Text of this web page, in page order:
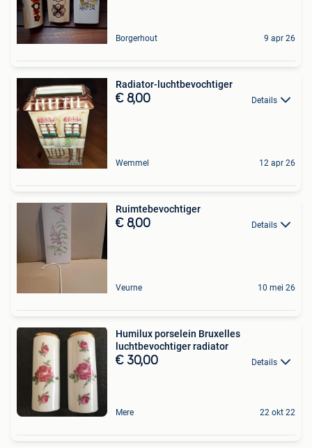
Borgerhout 9 apr 26
Radiator-luchtbevochtiger
€ 8,00 Details
Wemmel 12 apr 26
Ruimtebevochtiger
€ 8,00 Details
Veurne 10 mei 26
Humilux porselein Bruxelles
luchtbevochtiger radiator
€ 30,00 Details
Mere 22 okt 22